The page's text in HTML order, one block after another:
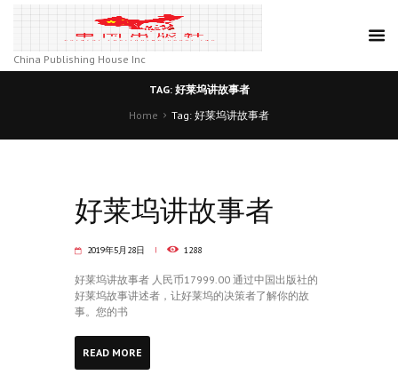
China Publishing House Inc
TAG: 好莱坞讲故事者
Home
Tag: 好莱坞讲故事者
好莱坞讲故事者
2019年5月28日 1288
好莱坞讲故事者 人民币17999.00 通过中国出版社的
好莱坞故事讲述者，让好莱坞的决策者了解你的故
事。您的书
READ MORE